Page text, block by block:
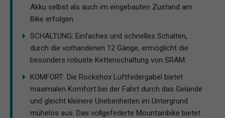
Akku selbst als auch im eingebauten Zustand am
Bike erfolgen.
SCHALTUNG: Einfaches und schnelles Schalten,
durch die vorhandenen 12 Gänge, ermöglicht die
besonders robuste Kettenschaltung von SRAM.
KOMFORT: Die Rockshox Luftfedergabel bietet
maximalen Komfort bei der Fahrt durch das Gelände
und gleicht kleinere Unebenheiten im Untergrund
mühelos aus. Das vollgefederte Mountainbike bietet